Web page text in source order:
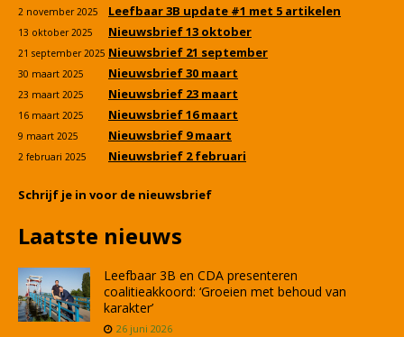
2 november 2025 Leefbaar 3B update #1 met 5 artikelen
13 oktober 2025 Nieuwsbrief 13 oktober
21 september 2025 Nieuwsbrief 21 september
30 maart 2025 Nieuwsbrief 30 maart
23 maart 2025 Nieuwsbrief 23 maart
16 maart 2025 Nieuwsbrief 16 maart
9 maart 2025 Nieuwsbrief 9 maart
2 februari 2025 Nieuwsbrief 2 februari
Schrijf je in voor de nieuwsbrief
Laatste nieuws
Leefbaar 3B en CDA presenteren
coalitieakkoord: ‘Groeien met behoud van
karakter’
26 juni 2026